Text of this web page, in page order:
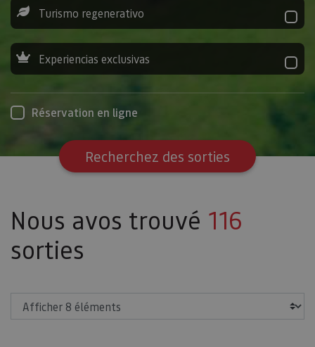
Turismo regenerativo
Experiencias exclusivas
Réservation en ligne
Recherchez des sorties
Nous avos trouvé 116
sorties